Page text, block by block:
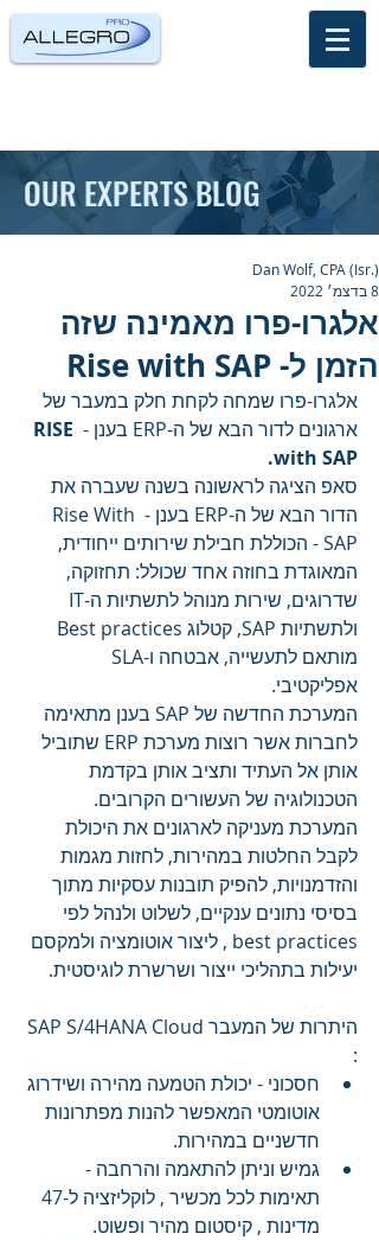
OUR EXPERTS BLOG
אלגרו-פרו מאמינה שזה
הזמן ל- Rise with SAP
Dan Wolf, CPA (Isr.)
8 בדצמ׳ 2022
אלגרו-פרו שמחה לקחת חלק במעבר של
ארגונים לדור הבא של ה-ERP בענן -
RISE
with SAP.
סאפ הציגה לראשונה בשנה שעברה את
הדור הבא של ה-ERP בענן - Rise With
SAP - הכוללת חבילת שירותים ייחודית,
המאוגדת בחוזה אחד שכולל: תחזוקה,
אפליקטיבי.
המערכת החדשה של SAP בענן מתאימה
לחברות אשר רוצות מערכת ERP שתוביל
אותן אל העתיד ותציב אותן בקדמת
הטכנולוגיה של העשורים הקרובים.
המערכת מעניקה לארגונים את היכולת
לקבל החלטות במהירות, לחזות מגמות
והזדמנויות, להפיק תובנות עסקיות מתוך
בסיסי נתונים ענקיים, לשלוט ולנהל לפי
best practices , ליצור אוטומציה ולמקסם
יעילות בתהליכי ייצור ושרשרת לוגיסטית.
:
חסכוני - יכולת הטמעה מהירה ושידרוג
אוטומטי המאפשר להנות מפתרונות
חדשניים במהירות.
גמיש וניתן להתאמה והרחבה -
מדינות , קיסטום מהיר ופשוט.